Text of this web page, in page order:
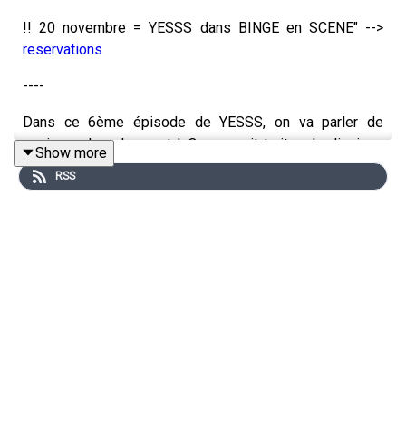
!! 20 novembre = YESSS dans BINGE en SCENE" -->
reservations
----
Dans ce 6ème épisode de YESSS, on va parler de
sexisme dans le sport ! On pourrait traiter de dizaines
de sujets différents dans ce domaine, on a d’ailleurs
plein d’exemples dans les médias pour nous le prouver.
Show more
RSS